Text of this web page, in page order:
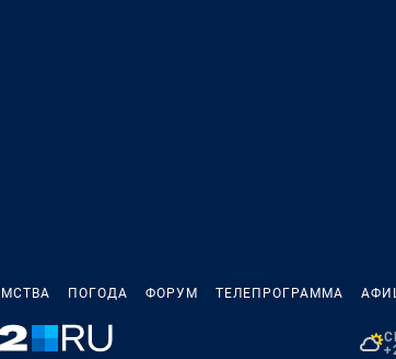
ПОГОДА ФОРУМ ТЕЛЕПРОГРАММА